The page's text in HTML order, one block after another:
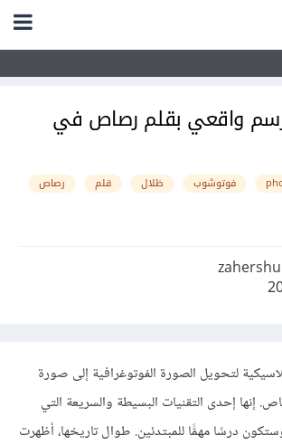
رسم واقعي بقلم رصاص في
فوتوشوب ظلال قلم
رصاص
لتحويل الصورة الفوتوغرافية إلى صورة
إنها إحدى التقنيات البسيطة والسريعة التي
درسًا مهمًّا للمبتدئين. طوال تاريخها، أظهرت